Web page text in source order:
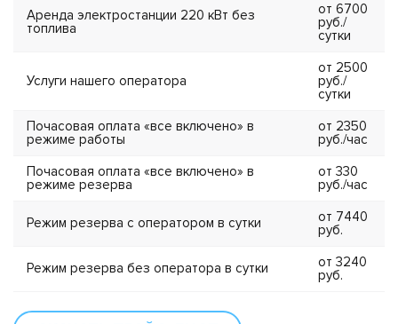
Аренда электростанции 220 кВт без
топлива
от 6700
руб./
сутки
Услуги нашего оператора
от 2500
руб./
сутки
Почасовая оплата «все включено» в
режиме работы
от 2350
руб./час
Почасовая оплата «все включено» в
режиме резерва
от 330
руб./час
Режим резерва с оператором в сутки
от 7440
руб.
Режим резерва без оператора в сутки
от 3240
руб.